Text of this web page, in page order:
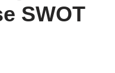
SWOT